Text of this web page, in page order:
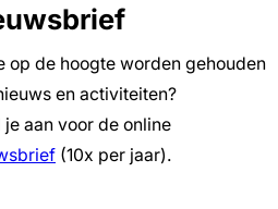
op de hoogte worden gehouden
en activiteiten?
je aan voor de online
(10x per jaar).